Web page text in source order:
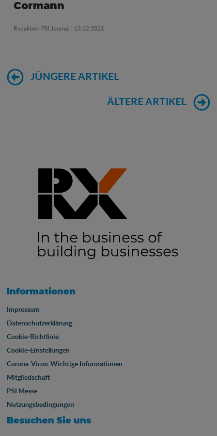
Cormann
Redaktion PSI Journal | 13.12.2021
JÜNGERE ARTIKEL
ÄLTERE ARTIKEL
Informationen
Impressum
Datenschutzerklärung
Cookie-Richtlinie
Cookie-Einstellungen
Corona-Virus: Wichtige Informationen
Mitgliedschaft
PSI Messe
Nutzungsbedingungen
Besuchen Sie uns